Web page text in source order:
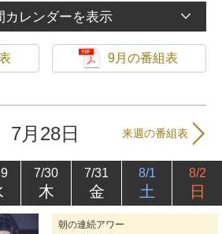
カレンダーを表示
9月の番組表
7月28日 来週の番組表
7/30
木
7/31
金
8/1
土
8/2
日
朝の連続アワー